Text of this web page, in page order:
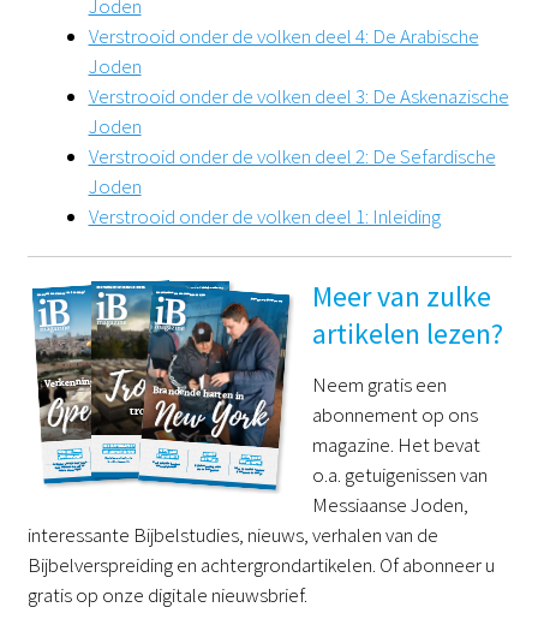
Joden
Verstrooid onder de volken deel 4: De Arabische
Joden
Verstrooid onder de volken deel 3: De Askenazische
Joden
Verstrooid onder de volken deel 2: De Sefardische
Joden
Verstrooid onder de volken deel 1: Inleiding
Meer van zulke
artikelen lezen?
Neem gratis een
abonnement op ons
magazine. Het bevat
o.a. getuigenissen van
Messiaanse Joden,
interessante Bijbelstudies, nieuws, verhalen van de
Bijbelverspreiding en achtergrondartikelen. Of abonneer u
gratis op onze digitale nieuwsbrief.